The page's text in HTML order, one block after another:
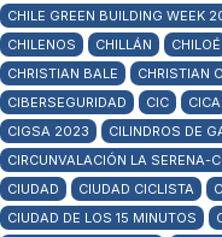
CHILE GREEN BUILDING WEEK
CHILENOS
CHILLÁN CHILOÉ
CHRISTIAN BALE
CHRISTIAN
CIBERSEGURIDAD
CIC CICA
CIGSA 2023
CILINDROS DE
CIRCUNVALACIÓN LA SERENA-
CIUDAD
CIUDAD CICLISTA
CIUDAD DE LOS 15 MINUTOS